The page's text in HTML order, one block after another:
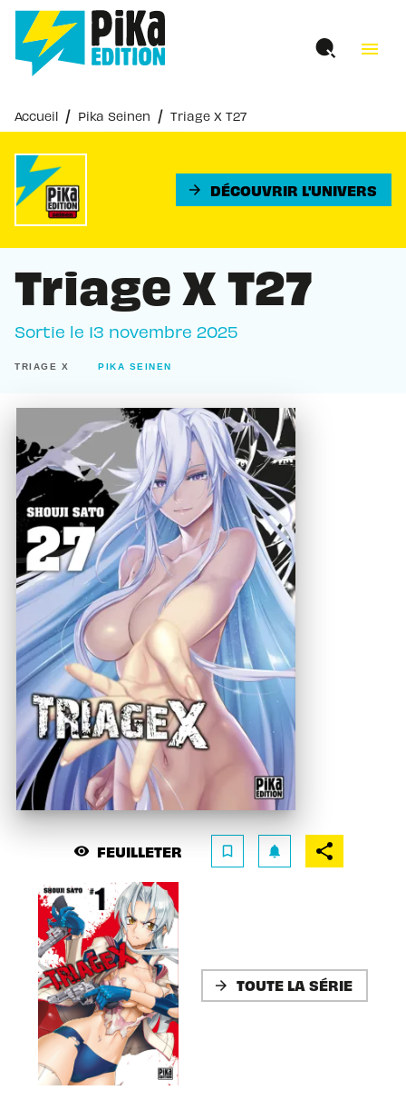
MENU RECHERCHE
PIED DE PAGE
menu
Accueil / Pika Seinen / Triage X T27
arrow_forward DÉCOUVRIR L'UNIVERS
Triage X T27
Sortie le 13 novembre 2025
TRIAGE X PIKA SEINEN
visibility FEUILLETER bookmark_border notifications
arrow_forward TOUTE LA SÉRIE